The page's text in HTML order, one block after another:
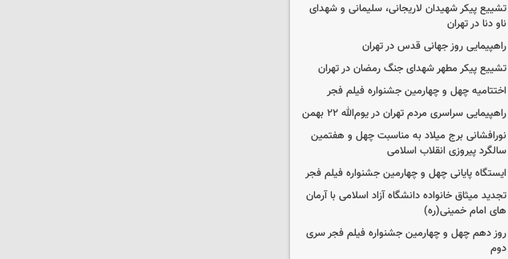
تشییع پیکر شهیدان لاریجانی، سلیمانی و شهدای
ناو دنا در تهران
راهپیمایی روز جهانی قدس در تهران
تشییع پیکر مطهر شهدای جنگ رمضان در تهران
اختتامیه چهل و چهارمین جشنواره فیلم فجر
راهپیمایی سراسری مردم تهران در یوم‌الله ۲۲ بهمن
نورافشانی برج میلاد به مناسبت چهل‌ و هفتمین
سالگرد پیروزی انقلاب اسلامی
ایستگاه پایانی چهل و چهارمین جشنواره فیلم فجر
تجدید میثاق خانواده دانشگاه آزاد اسلامی با آرمان
های امام خمینی(ره)
روز دهم چهل و چهارمین جشنواره فیلم فجر سری
دوم